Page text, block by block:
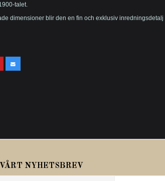
talet.
dimensioner blir den en fin och exklusiv inredningsdetalj
NYHETSBREV